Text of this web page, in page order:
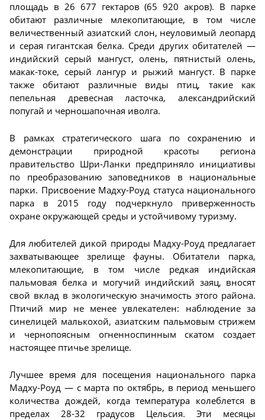
площадь в 26 677 гектаров (65 920 акров). В парке
обитают различные млекопитающие, в том числе
величественный азиатский слон, неуловимый леопард
и серая гигантская белка. Среди других обитателей —
индийский серый мангуст, олень, пятнистый олень,
макак-токе, серый лангур и рыжий мангуст. В парке
также обитают различные виды птиц, такие как
пепельная древесная ласточка, александрийский
попугай и черношапочная иволга.
В рамках стратегического шага по сохранению и
демонстрации природной красоты региона
правительство Шри-Ланки предприняло инициативы
по преобразованию заповедников в национальные
парки. Присвоение Мадху-Роуд статуса национального
парка в 2015 году подчеркнуло приверженность
охране окружающей среды и устойчивому туризму.
Для любителей дикой природы Мадху-Роуд предлагает
захватывающее зрелище фауны. Обитатели парка,
млекопитающие, в том числе редкая индийская
пальмовая белка и могучий индийский заяц, вносят
свой вклад в экологическую значимость этого района.
Птичий мир не менее увлекателен: наблюдение за
синелицей малькохой, азиатским пальмовым стрижем
и чернопоясным огненноспинным скатом создает
настоящее птичье зрелище.
Лучшее время для посещения национального парка
Мадху-Роуд — с марта по октябрь, в период меньшего
количества дождей, когда температура колеблется в
пределах 28-32 градусов Цельсия. Эти месяцы